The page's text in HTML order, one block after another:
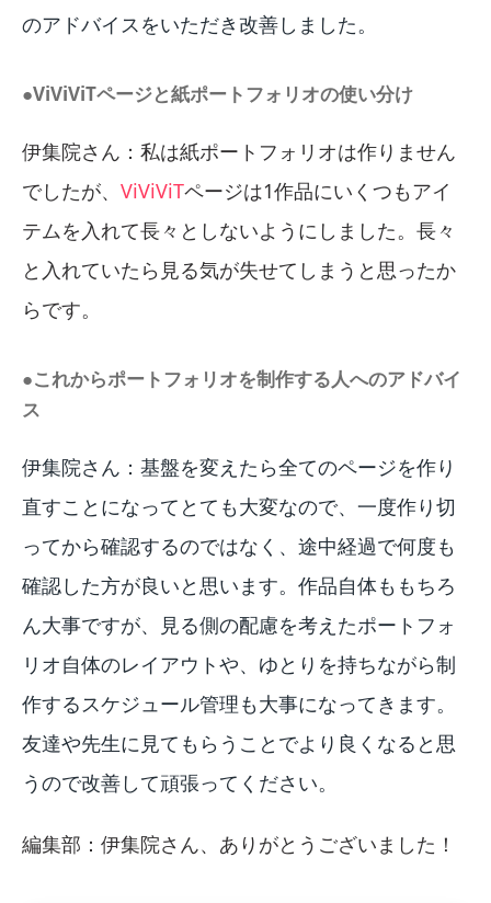
のアドバイスをいただき改善しました。
●ViViViTページと紙ポートフォリオの使い分け
伊集院さん：私は紙ポートフォリオは作りません
でしたが、 ViViViTページは1作品にいくつもアイ
テムを入れて長々としないようにしました。長々
と入れていたら見る気が失せてしまうと思ったか
らです。
●これからポートフォリオを制作する人へのアドバイ
ス
伊集院さん：基盤を変えたら全てのページを作り
直すことになってとても大変なので、一度作り切
ってから確認するのではなく、途中経過で何度も
確認した方が良いと思います。作品自体ももちろ
ん大事ですが、見る側の配慮を考えたポートフォ
リオ自体のレイアウトや、ゆとりを持ちながら制
作するスケジュール管理も大事になってきます。
友達や先生に見てもらうことでより良くなると思
うので改善して頑張ってください。
編集部：伊集院さん、ありがとうございました！